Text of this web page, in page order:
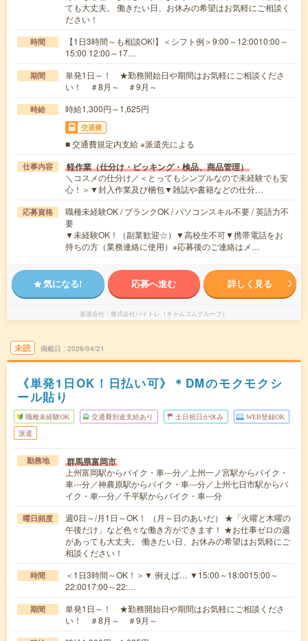
ても大丈夫。 働きたい日、お休みの希望はお気軽にご相談く
ださい！
時間
【1日3時間～も相談OK!】＜シフト例＞9:00～12:0010:00～
15:00 12:00～17…
期間
単発1日～！ ★勤務開始日や期間はお気軽にご相談くださ
い！ ＃8月～ ＃9月～
時給 時給1,300円～1,625円
交通費
■ 交通費規定内支給 ※派遣先による
仕事内容 軽作業（仕分け・ピッキング・検品、商品管理）
＼コスメの仕分け／＜とってもシンプルなので未経験でも安
心！＞▼封入作業及び梱包▼雑誌や書籍などの仕分…
応募資格
職種未経験OK / ブランクOK / パソコンスキル不要 / 英語力不
要
▼未経験OK！（副業歓迎☆）▼高校生不可▼携帯電話をお
持ちの方（業務連絡に使用）※応募後のご連絡はメ…
気になる! 応募へ進む 詳しく見る
派遣会社 株式会社バイトレ（キャムコムグループ）
未読 掲載日 2026/04/21
《単発1日OK！日払い可》＊DMのモクモクシ
ール貼り
職種未経験OK 交通費別途支給あり 土日祝日が休み WEB登録OK
派遣
勤務地 群馬県富岡市
上州富岡駅からバイク・車---分／上州一ノ宮駅からバイク・
車---分／神農原駅からバイク・車---分／上州七日市駅からバ
イク・車---分／千平駅からバイク・車---分
曜日頻度
週0日～/月1日～OK！ （月～日のあいだ） ★「火曜と木曜の
午後だけ」など色々な働き方ができます！ ★お仕事ゼロの週
があっても大丈夫。 働きたい日、お休みの希望はお気軽にご
相談ください！
時間
＜1日3時間～OK！＞▼ 例えば… ▼15:00～18:0015:00～
22:0017:00～22:…
期間
単発1日～！ ★勤務開始日や期間はお気軽にご相談くださ
い！ ＃8月～ ＃9月～